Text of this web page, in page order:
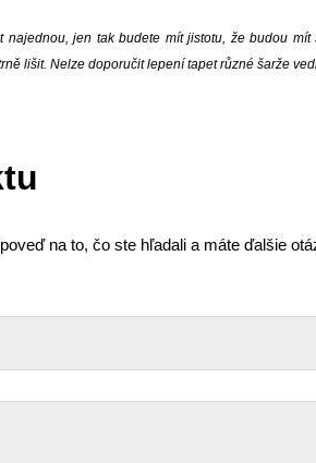
najednou, jen tak budete mít jistotu, že budou
lišit. Nelze doporučit lepení tapet různé šarže
na to, čo ste hľadali a máte ďalšie